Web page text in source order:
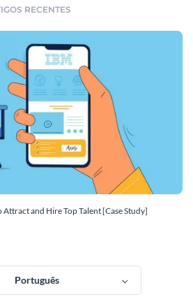
RECENTES
and Hire Top Talent [Case Study]
Português